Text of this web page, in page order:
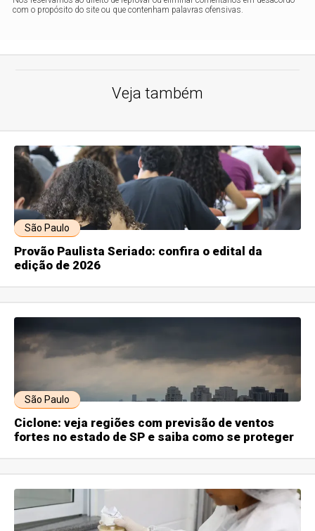
com o propósito do site ou que contenham palavras ofensivas.
Veja também
São Paulo
Provão Paulista Seriado: confira o edital da
edição de 2026
São Paulo
Ciclone: veja regiões com previsão de ventos
fortes no estado de SP e saiba como se proteger